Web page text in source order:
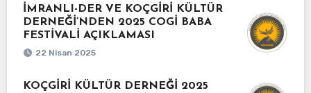
İMRANLI-DER VE KOÇGİRİ KÜLTÜR
DERNEĞİ’NDEN 2025 COGİ BABA
FESTİVALİ AÇIKLAMASI
22 Nisan 2025
KOÇGİRİ KÜLTÜR DERNEĞİ 2025